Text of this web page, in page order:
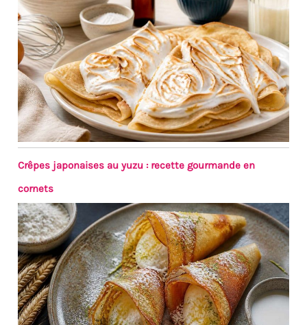
Crêpes japonaises au yuzu : recette gourmande en
cornets